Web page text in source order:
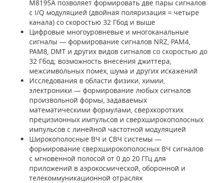
M8195A позволяет формировать две пары сигналов
с I/Q модуляцией (двойная поляризация = четыре
канала) со скоростью 32 Гбод и выше
Цифровые многоуровневые и многоканальные
сигналы — формирование сигналов NRZ, PAM4,
PAM8, DMT и других видов сигналов со скоростью до
32 Гбод; возможность внесения джиттера,
межсимвольных помех, шума и других искажений
Исследования в области физики, химии,
электроники — формирование любых сигналов
произвольной формы, задаваемых
математическими формулами, сверхкоротких
прецизионных импульсов и сверхширокополосных
импульсов с линейной частотной модуляцией
Широкополосные ВЧ и СВЧ системы —
формирование сверхширокополосных ВЧ сигналов
с мгновенной полосой от 0 до 20 ГГц для
приложений в аэрокосмической, оборонной и
телекоммуникационной отраслях